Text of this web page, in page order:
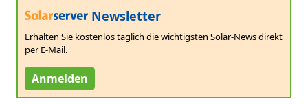
Newsletter
Erhalten Sie kostenlos täglich die wichtigsten Solar-News direkt
per E-Mail.
Anmelden